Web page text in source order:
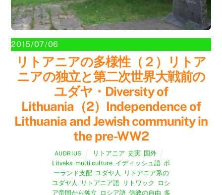
2015/07/06
リトアニアの多様性（２）リトア
ニアの独立と第二次世界大戦前の
ユダヤ・Diversity of
Lithuania（2）Independence of
Lithuania and Jewish community in
the pre-WW2
AUDRIUS リトアニア 史実 国外
Litvaks multi culture イディッシュ語 ポ
ーランド支配, ユダヤ人
リトアニア系の
ユダヤ人
リトアニア語, リトワック
ロシ
ア帝国から独立 ロシア語, 信教の自由 多